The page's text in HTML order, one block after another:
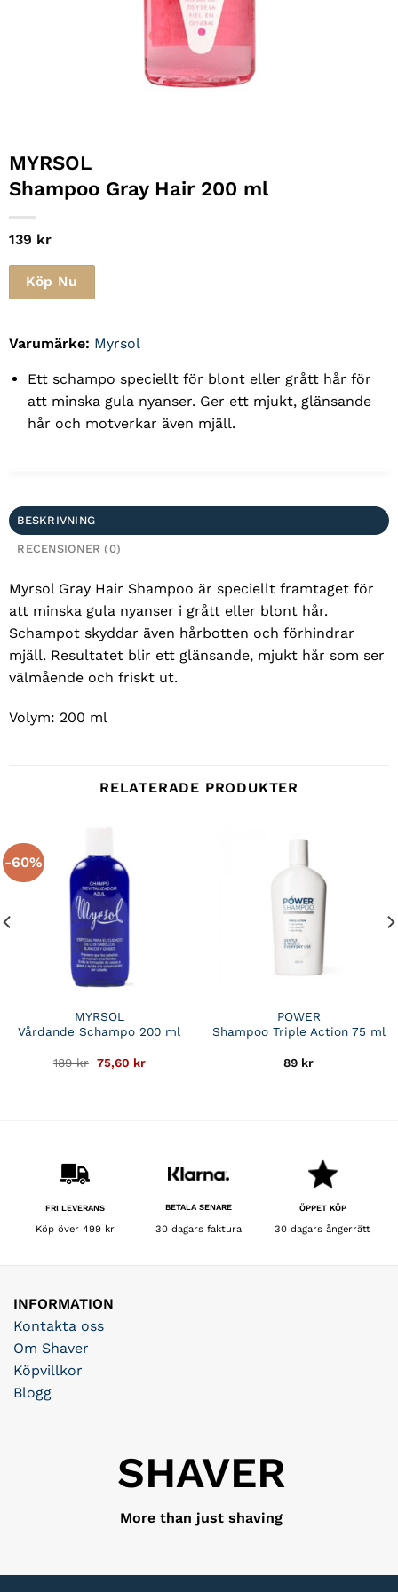
MYRSOL
Shampoo Gray Hair 200 ml
139 kr
Köp Nu
Varumärke: Myrsol
Ett schampo speciellt för blont eller grått hår för
att minska gula nyanser. Ger ett mjukt, glänsande
hår och motverkar även mjäll.
BESKRIVNING
RECENSIONER (0)
Myrsol Gray Hair Shampoo är speciellt framtaget för
att minska gula nyanser i grått eller blont hår.
Schampot skyddar även hårbotten och förhindrar
mjäll. Resultatet blir ett glänsande, mjukt hår som ser
välmående och friskt ut.
Volym: 200 ml
RELATERADE PRODUKTER
-60%
MYRSOL
Vårdande Schampo 200 ml
189kr Det
ursprungliga
75,60 krDet
POWER
Shampoo Triple Action 75 ml
89 kr
FRI LEVERANS
Köp över 499 kr
BETALA SENARE
30 dagars faktura
ÖPPET KÖP
30 dagars ångerrätt
INFORMATION
Kontakta oss
Om Shaver
Köpvillkor
Blogg
SHAVER
More than just shaving